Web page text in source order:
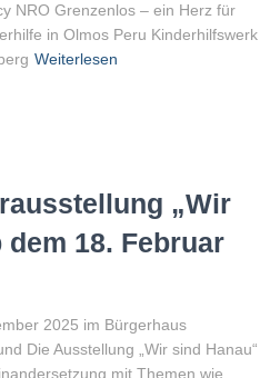
NRO Grenzenlos – ein Herz für
in Olmos Peru Kinderhilfswerk
Weiterlesen
„Wir
dem 18. Februar
2025 im Bürgerhaus
Die Ausstellung „Wir sind Hanau“
mit Themen wie